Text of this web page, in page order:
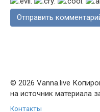
© 2026 Vanna.live
на источник материала
Контакты